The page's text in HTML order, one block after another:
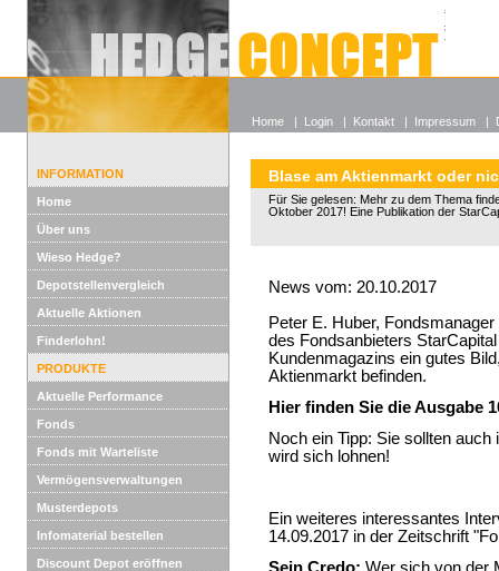
Alle
Wieso
INFORMATION
Home
Über uns
Wieso Hedge?
Depotstellenvergleich
Aktuelle Aktionen
Finderlohn!
PRODUKTE
Aktuelle Performance
Fonds
Fonds mit Warteliste
Vermögensverwaltungen
Musterdepots
Infomaterial bestellen
Discount Depot eröffnen
Blase am Aktienmarkt oder
Für Sie gelesen: Mehr zu dem Thema
Oktober 2017! Eine Publikation der
News vom: 20.10.2017
Peter E. Huber,
des Fondsanbieters
Kundenmagazins ein gutes
Aktienmarkt befinden.
Hier finden Sie die Ausgabe
Noch ein Tipp: Sie sollten
wird sich lohnen!
Ein weiteres interessantes
14.09.2017 in der Zeitschrift
Home | Login | Kontakt | Impressum |